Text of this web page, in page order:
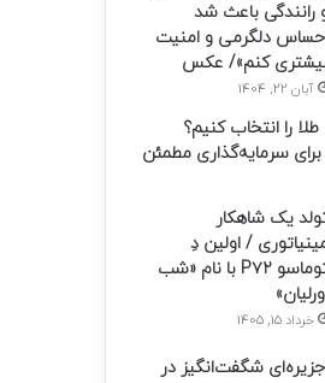
رانندگی باعث شد
دلگرمی و امنیت
کنم»/ عکس
آبان 22, 1404
را انتخاب کنیم؟
سرمایه‌گذاری مطمئن
یک شاهکار
/ اولین دِ
توماسو P۷۲ با نام «شب
خرداد 15, 1405
شگفت‌انگیز در